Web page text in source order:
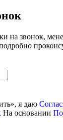
на звонок,
я даю
На основании